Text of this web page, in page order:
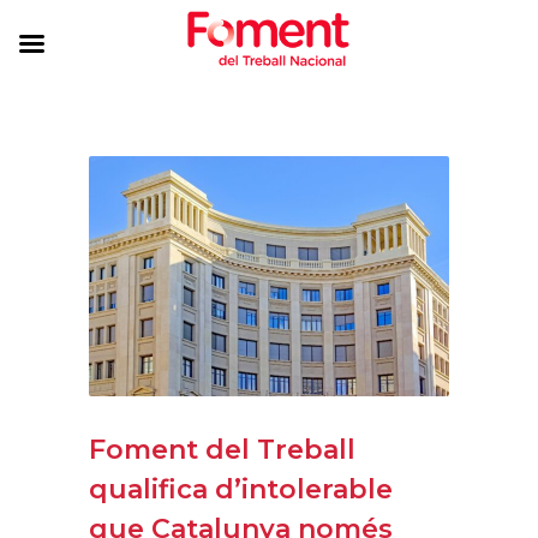
Foment del Treball
qualifica d’intolerable
que Catalunya només